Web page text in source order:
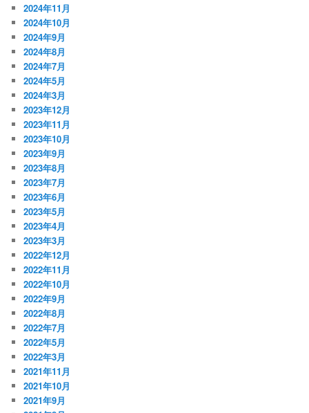
2024年11月
2024年10月
2024年9月
2024年8月
2024年7月
2024年5月
2024年3月
2023年12月
2023年11月
2023年10月
2023年9月
2023年8月
2023年7月
2023年6月
2023年5月
2023年4月
2023年3月
2022年12月
2022年11月
2022年10月
2022年9月
2022年8月
2022年7月
2022年5月
2022年3月
2021年11月
2021年10月
2021年9月